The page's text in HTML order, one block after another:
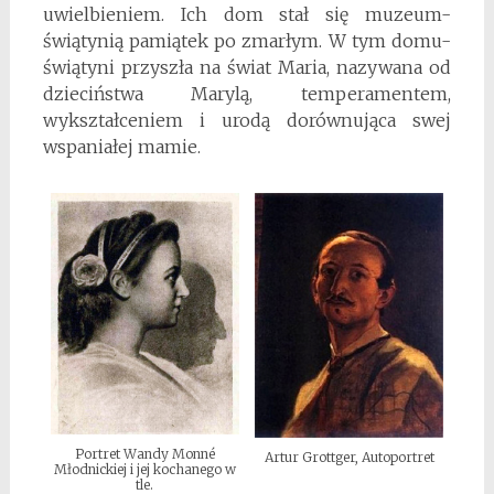
uwielbieniem. Ich dom stał się muzeum-
świątynią pamiątek po zmarłym. W tym domu-
świątyni przyszła na świat Maria, nazywana od
dzieciństwa Marylą, temperamentem,
wykształceniem i urodą dorównująca swej
wspaniałej mamie.
Portret Wandy Monné
Młodnickiej i jej kochanego w
tle.
Artur Grottger, Autoportret